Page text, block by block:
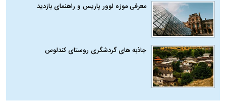
معرفی موزه لوور پاریس و راهنمای بازدید
جاذبه های گردشگری روستای کندلوس